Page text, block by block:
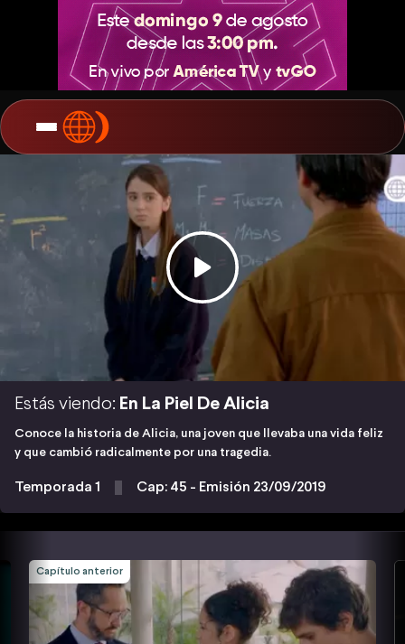
Estás viendo: En La Piel De Alicia
Conoce la historia de Alicia, una joven que llevaba una vida feliz
y que cambió radicalmente por una tragedia.
Temporada 1 Cap: 45 - Emisión 23/09/2019
Capítulo anterior